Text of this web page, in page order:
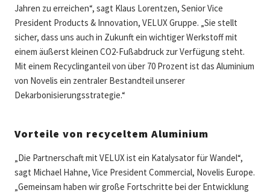
Jahren zu erreichen“, sagt Klaus Lorentzen, Senior Vice
President Products & Innovation, VELUX Gruppe. „Sie stellt
sicher, dass uns auch in Zukunft ein wichtiger Werkstoff mit
einem äußerst kleinen CO2-Fußabdruck zur Verfügung steht.
Mit einem Recyclinganteil von über 70 Prozent ist das Aluminium
von Novelis ein zentraler Bestandteil unserer
Dekarbonisierungsstrategie.“
Vorteile von recyceltem Aluminium
„Die Partnerschaft mit VELUX ist ein Katalysator für Wandel“,
sagt Michael Hahne, Vice President Commercial, Novelis Europe.
„Gemeinsam haben wir große Fortschritte bei der Entwicklung